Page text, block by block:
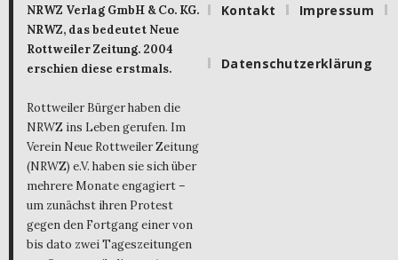
NRWZ Verlag GmbH & Co. KG.
NRWZ, das bedeutet Neue
Rottweiler Zeitung. 2004
erschien diese erstmals.
Rottweiler Bürger haben die
NRWZ ins Leben gerufen. Im
Verein Neue Rottweiler Zeitung
(NRWZ) e.V. haben sie sich über
mehrere Monate engagiert –
um zunächst ihren Protest
gegen den Fortgang einer von
bis dato zwei Tageszeitungen
Kontakt Impressum
Datenschutzerklärung